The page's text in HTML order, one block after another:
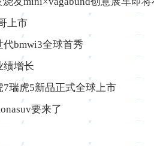
上市
bmwi3全球首秀
绩增长
瑞虎5新品正式全球上市
要来了